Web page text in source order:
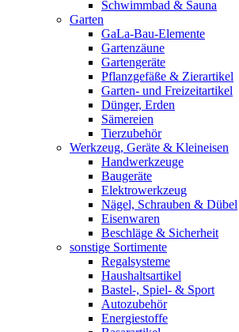
Schwimmbad & Sauna
Garten
GaLa-Bau-Elemente
Gartenzäune
Gartengeräte
Pflanzgefäße & Zierartikel
Garten- und Freizeitartikel
Dünger, Erden
Sämereien
Tierzubehör
Werkzeug, Geräte & Kleineisen
Handwerkzeuge
Baugeräte
Elektrowerkzeug
Nägel, Schrauben & Dübel
Eisenwaren
Beschläge & Sicherheit
sonstige Sortimente
Regalsysteme
Haushaltsartikel
Bastel-, Spiel- & Sport
Autozubehör
Energiestoffe